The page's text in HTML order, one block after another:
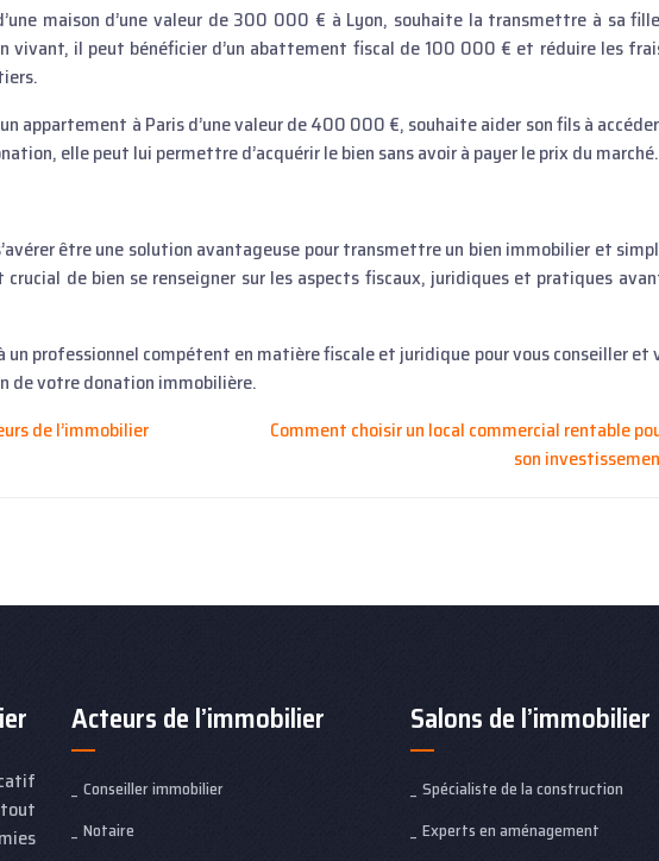
maison d’une valeur de 300 000 € à Lyon, souhaite la transmettre à sa
vivant, il peut bénéficier d’un abattement fiscal de 100 000 € et réduire les
appartement à Paris d’une valeur de 400 000 €, souhaite aider son fils à
elle peut lui permettre d’acquérir le bien sans avoir à payer le prix du marché.
être une solution avantageuse pour transmettre un bien immobilier et
crucial de bien se renseigner sur les aspects fiscaux, juridiques et pratiques
professionnel compétent en matière fiscale et juridique pour vous conseiller et
de votre donation immobilière.
de l’immobilier
Comment choisir un local commercial rentable
son
Acteurs de l’immobilier
Conseiller immobilier
Notaire
Salons de l’immobilier
Spécialiste de la construction
Experts en aménagement